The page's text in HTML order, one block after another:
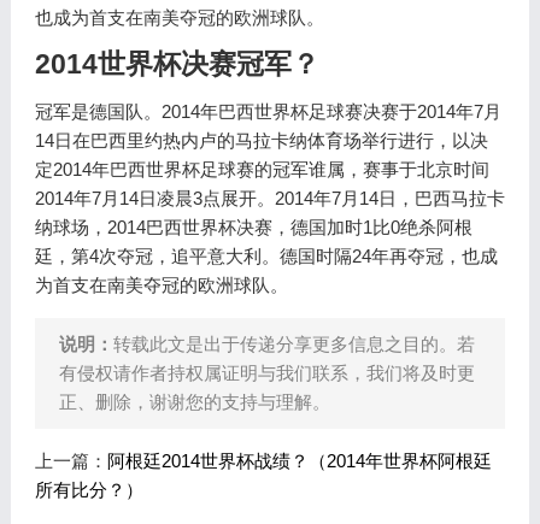
也成为首支在南美夺冠的欧洲球队。
2014世界杯决赛冠军？
冠军是德国队。2014年巴西世界杯足球赛决赛于2014年7月
14日在巴西里约热内卢的马拉卡纳体育场举行进行，以决
定2014年巴西世界杯足球赛的冠军谁属，赛事于北京时间
2014年7月14日凌晨3点展开。2014年7月14日，巴西马拉卡
纳球场，2014巴西世界杯决赛，德国加时1比0绝杀阿根
廷，第4次夺冠，追平意大利。德国时隔24年再夺冠，也成
为首支在南美夺冠的欧洲球队。
说明： 转载此文是出于传递分享更多信息之目的。若
有侵权请作者持权属证明与我们联系，我们将及时更
正、删除，谢谢您的支持与理解。
上一篇： 阿根廷2014世界杯战绩？（2014年世界杯阿根廷
所有比分？）